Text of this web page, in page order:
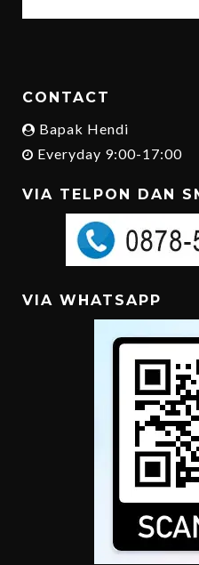
CONTACT
Bapak Hendi
Everyday 9:00-17:00
VIA TELPON DAN
VIA WHATSAPP